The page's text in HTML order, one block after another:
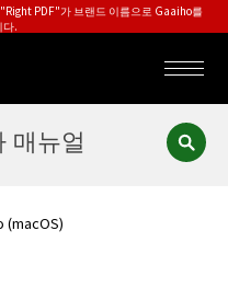
PDF"가 브랜드 이름으로 Gaaiho를
다.
매뉴얼
(macOS)